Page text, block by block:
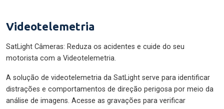
Videotelemetria
SatLight Câmeras: Reduza os acidentes e cuide do seu
motorista com a Videotelemetria.
A solução de videotelemetria da SatLight serve para identificar
distrações e comportamentos de direção perigosa por meio da
análise de imagens. Acesse as gravações para verificar